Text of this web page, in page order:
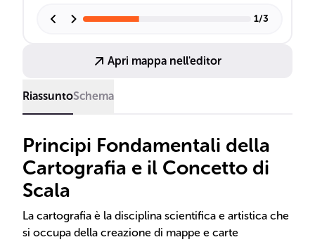
la leggibilità.
1/3
Apri mappa nell'editor
RiassuntoSchema
Principi Fondamentali della
Cartografia e il Concetto di
Scala
La cartografia è la disciplina scientifica e artistica che
si occupa della creazione di mappe e carte